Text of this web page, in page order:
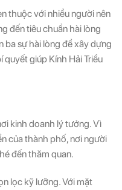
thuộc với nhiều người nên
đến tiêu chuẩn hài lòng
ba sự hài lòng để xây dựng
giúp Kính Hải Triều
kinh doanh lý tưởng. Vì
của thành phố, nơi người
đến thăm quan.
lọc kỹ lưỡng. Với mặt